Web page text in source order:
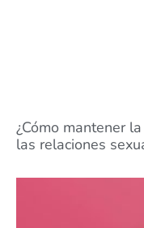
¿Cómo mantener
las relaciones